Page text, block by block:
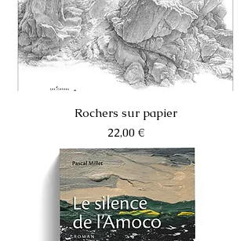
Rochers sur papier
Prix
22,00 €